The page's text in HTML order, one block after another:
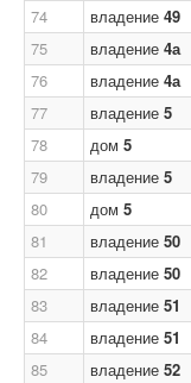
74
владение 49
75
владение 4а
76
владение 4а
77
владение 5
78
дом 5
79
владение 5
80
дом 5
81
владение 50
82
владение 50
83
владение 51
84
владение 51
85
владение 52